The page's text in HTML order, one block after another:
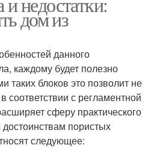
дом из
данного
каждому будет полезно
таких блоков это позволит не
соответствии с регламентной
сферу практического
пористых
следующее: